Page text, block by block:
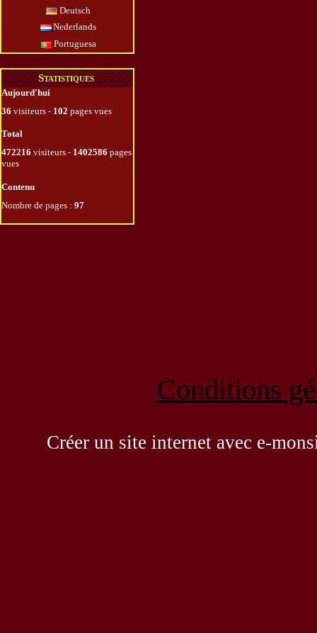
Deutsch
Nederlands
Portuguesa
Statistiques
Aujourd'hui
36 visiteurs - 102 pages vues
Total
472216 visiteurs - 1402586 pages
vues
Contenu
Nombre de pages : 97
Conditions
Créer un site internet avec e-